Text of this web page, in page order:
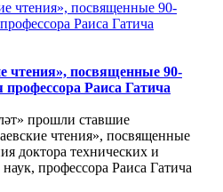
чтения», посвященные 90-
Раиса Гатича
прошли ставшие
чтения», посвященные
доктора технических и
профессора Раиса Гатича